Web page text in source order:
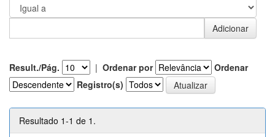
Result./Pág. | Ordenar por
Ordenar
Registro(s)
Resultado 1-1 de 1.